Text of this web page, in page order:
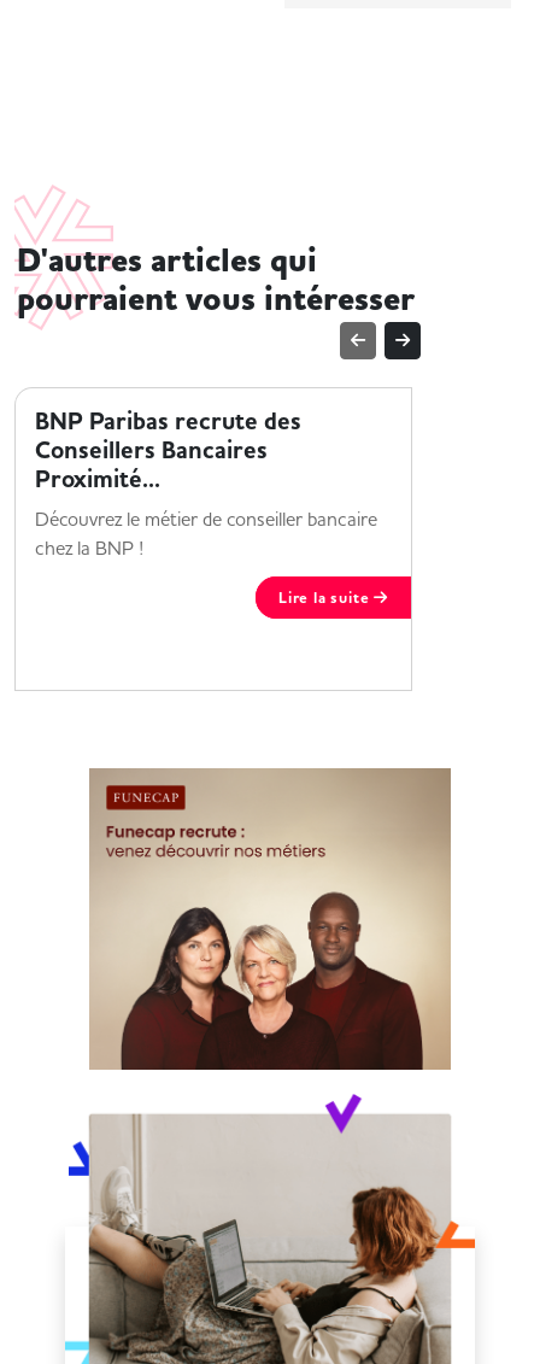
D'autres articles qui
pourraient vous intéresser
BNP Paribas recrute des
Conseillers Bancaires
Proximité...
Découvrez le métier de conseiller bancaire
chez la BNP !
Lire la suite